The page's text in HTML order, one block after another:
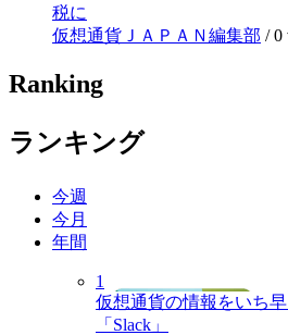
税に
仮想通貨ＪＡＰＡＮ編集部 /0
Ranking
ランキング
今週
今月
年間
1
仮想通貨の情報をいち
「Slack」